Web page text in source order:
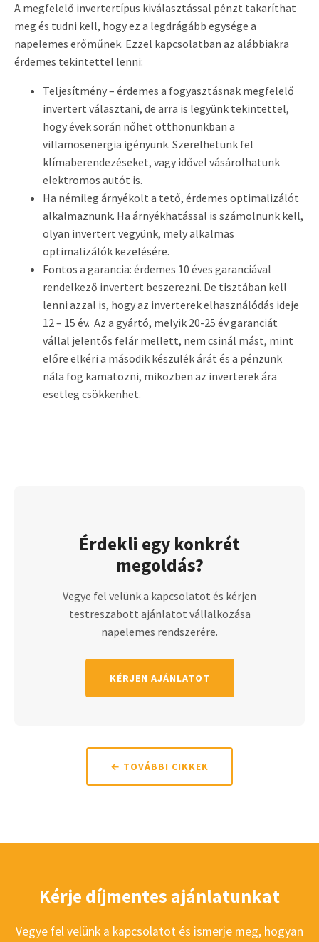
A megfelelő invertertípus kiválasztással pénzt takaríthat
meg és tudni kell, hogy ez a legdrágább egysége a
napelemes erőműnek. Ezzel kapcsolatban az alábbiakra
érdemes tekintettel lenni:
Teljesítmény – érdemes a fogyasztásnak megfelelő
invertert választani, de arra is legyünk tekintettel,
hogy évek során nőhet otthonunkban a
villamosenergia igényünk. Szerelhetünk fel
klímaberendezéseket, vagy idővel vásárolhatunk
elektromos autót is.
Ha némileg árnyékolt a tető, érdemes optimalizálót
alkalmaznunk. Ha árnyékhatással is számolnunk kell,
olyan invertert vegyünk, mely alkalmas
optimalizálók kezelésére.
Fontos a garancia: érdemes 10 éves garanciával
rendelkező invertert beszerezni. De tisztában kell
lenni azzal is, hogy az inverterek elhasználódás ideje
12 – 15 év. Az a gyártó, melyik 20-25 év garanciát
vállal jelentős felár mellett, nem csinál mást, mint
előre elkéri a második készülék árát és a pénzünk
nála fog kamatozni, miközben az inverterek ára
esetleg csökkenhet.
Érdekli egy konkrét
megoldás?
Vegye fel velünk a kapcsolatot és kérjen
testreszabott ajánlatot vállalkozása
napelemes rendszerére.
KÉRJEN AJÁNLATOT
← TOVÁBBI CIKKEK
Kérje díjmentes ajánlatunkat
Vegye fel velünk a kapcsolatot és ismerje meg, hogyan